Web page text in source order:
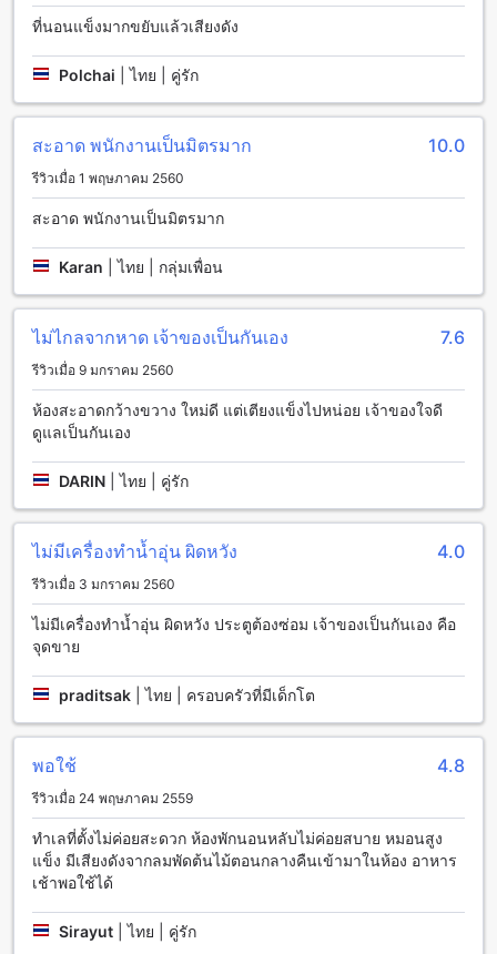
สิ่งอำนวยความสะดวกที่มดแดง รีสอร์ท
มดแดง รีสอร์ท เป็นที่พักที่มีสิ่งอำนวยความสะดวกที่ครบครันเพื่อ
ให้ผู้เข้าพักมีประสบการณ์ที่สะดวกสบายและพักผ่อนได้อย่างเต็มที่
หากคุณต้องการบริการห้องอาหารและเครื่องดื่มในห้องตลอด 24
ชั่วโมง มดแดง รีสอร์ทมีบริการห้องอาหารให้บริการตลอด 24
ชั่วโมง ที่นี่คุณสามารถสั่งอาหารและเครื่องดื่มได้ตลอดเวลาที่คุณ
ต้องการ
นอกจากนี้ มดแดง รีสอร์ทยังมีบริการอินเทอร์เน็ตไร้สายในพื้นที่
บริการในทุกห้องพักเพื่อให้คุณสามารถเชื่อมต่อกับโลกภายนอกได้
อย่างสะดวกสบาย นอกจากนี้ยังมีบริการเก็บกระเป๋าสะพายให้
บริการฟรีและบริการทำความสะอาดห้องประจำวันเพื่อให้คุณมี
สิ่งอำนวยความสะดวกในการเดินทางที่ มดแดง รีสอร์ท
มดแดง รีสอร์ท มีสิ่งอำนวยความสะดวกในการเดินทางอย่างครบ
ครัน เริ่มจากการให้บริการทัวร์เพื่อให้คุณได้สัมผัสประสบการณ์
สามารถเดินทางไปยังสถานที่ต่างๆ ได้อย่างสะดวกสบาย สำหรับผู้
สถานที่โดยตรง และยังไม่มีค่าใช้จ่ายในการจอดรถอีกด้วย
สิ่งอำนวยความสะดวกในห้องพักที่มดแดง รีสอร์ท
มดแดง รีสอร์ท ให้บริการห้องพักที่มีสิ่งอำนวยความสะดวกที่ทัน
สมัยและครบครัน เพื่อให้แขกทุกท่านมีประสบการณ์การเข้าพักที่
สะดวกสบายและทันสมัยที่สุด ห้องพักทุกห้องมีระบบปรับอากาศที่
ทำให้แขกสามารถควบคุมอุณหภูมิและความชื้นในห้องได้ตาม
ต้องการ นอกจากนี้ยังมีระเบียงหรือระเบียงเล็กที่สามารถนั่งพัก
ผ่อนได้และชมวิวที่สวยงามได้อีกด้วย
สิ่งอำนวยความสะดวกในการรับประทานอาหารที่มดแดง รีสอร์ท
มดแดง รีสอร์ท มีสิ่งอำนวยความสะดวกในการรับประทานอาหาร
ที่หลากหลายเพื่อตอบสนองความต้องการของแขกทุกท่าน โรงแรม
มีบริการห้องอาหารที่เปิดให้บริการตลอด 24 ชั่วโมง เพื่อให้แขก
สามารถสั่งอาหารได้ตลอดเวลาที่ต้องการ นอกจากนี้ยังมีบริการรู
บริการและจัดเตรียมอาหารอร่อยๆ ให้แขกได้สัมผัสความอร่อย
อย่างเต็มที่ นอกจากนี้ยังมีบริการทำความสะอาดห้องพักทุกวันเพื่อ
ที่นอนแข็งมากขยับแล้วเสียงดัง
Polchai |ไทย | คู่รัก
สะอาด พนักงานเป็นมิตรมาก 10.0
รีวิวเมื่อ 1 พฤษภาคม 2560
สะอาด พนักงานเป็นมิตรมาก
Karan |ไทย | กลุ่มเพื่อน
ไม่ไกลจากหาด เจ้าของเป็นกันเอง 7.6
รีวิวเมื่อ 9 มกราคม 2560
ห้องสะอาดกว้างขวาง ใหม่ดี แต่เตียงแข็งไปหน่อย เจ้าของใจดี
ดูแลเป็นกันเอง
DARIN |ไทย | คู่รัก
ไม่มีเครื่องทำน้ำอุ่น ผิดหวัง 4.0
รีวิวเมื่อ 3 มกราคม 2560
ไม่มีเครื่องทำน้ำอุ่น ผิดหวัง ประตูต้องซ่อม เจ้าของเป็นกันเอง คือ
จุดขาย
praditsak |ไทย | ครอบครัวที่มีเด็กโต
พอใช้ 4.8
รีวิวเมื่อ 24 พฤษภาคม 2559
ทำเลที่ตั้งไม่ค่อยสะดวก ห้องพักนอนหลับไม่ค่อยสบาย หมอนสูง
แข็ง มีเสียงดังจากลมพัดต้นไม้ตอนกลางคืนเข้ามาในห้อง อาหาร
เช้าพอใช้ได้
Sirayut |ไทย | คู่รัก